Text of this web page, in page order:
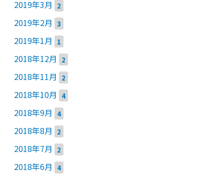
2019年3月 2
2019年2月 3
2019年1月 1
2018年12月 2
2018年11月 2
2018年10月 4
2018年9月 4
2018年8月 2
2018年7月 2
2018年6月 4